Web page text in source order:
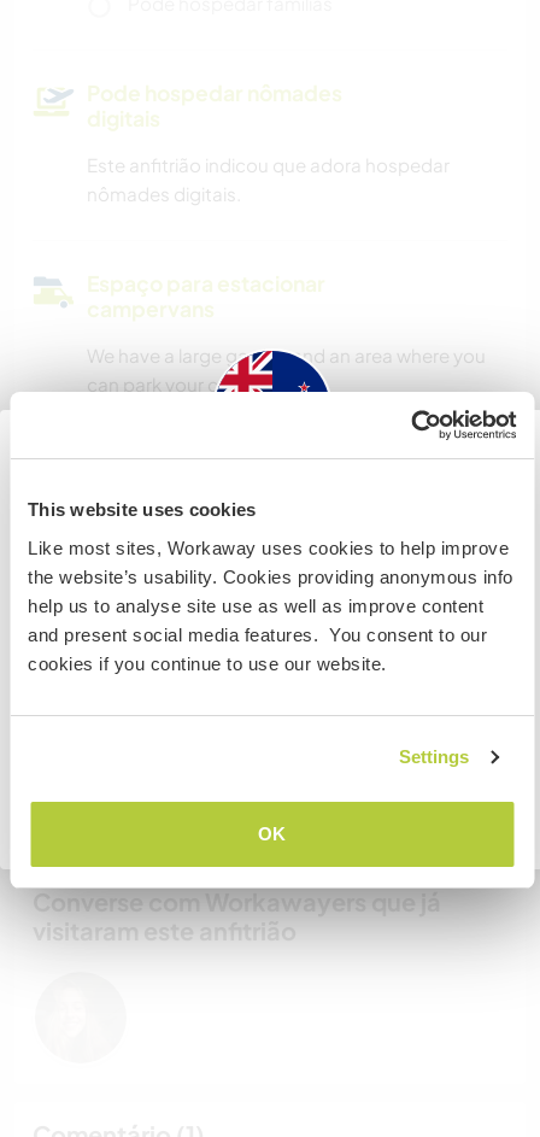
This website uses cookies
Like most sites, Workaway uses cookies to help improve
the website’s usability. Cookies providing anonymous info
help us to analyse site use as well as improve content
and present social media features. You consent to our
cookies if you continue to use our website.
Settings
OK
Pode hospedar nômades
digitais
Este anfitrião indicou que adora hospedar
nômades digitais.
Espaço para estacionar
campervans
We have a large garden and an area where you
can park your camper-van.
acomodar?
1
Meus animais / animais de
estimação
Nº de ref. de anfitrião: 381466167698
Converse com Workawayers que já
visitaram este anfitrião
New Zealand
Se não for um cidadão da Austrália ou Nova Zelândia e
estiver planejando trabalhar, voluntariar ou estudar,
VOCÊ PRECISARÁ O VISTO ADEQUADO. Para obter mais
informações, é necessário entrar em contato com a
embaixada localizada em seu país, ANTES de viajar.
Voltar para a lista completa de anfitriões